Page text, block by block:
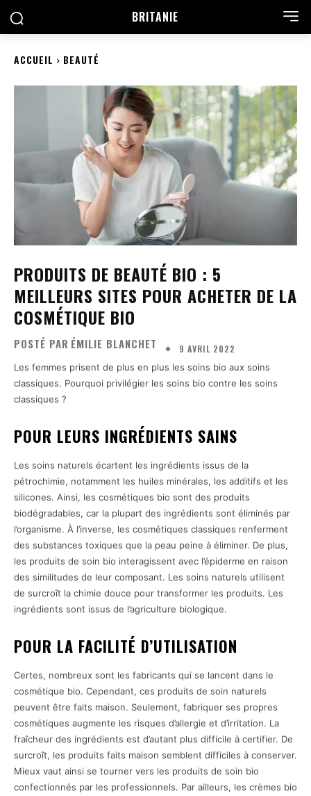
BRITANIE
ACCUEIL BEAUTÉ
PRODUITS DE BEAUTÉ BIO : 5
MEILLEURS SITES POUR ACHETER DE LA
COSMÉTIQUE BIO
POSTÉ PAR ÉMILIE BLANCHET 9 AVRIL 2022
Les femmes prisent de plus en plus les soins bio aux soins
classiques. Pourquoi privilégier les soins bio contre les soins
classiques ?
POUR LEURS INGRÉDIENTS SAINS
Les soins naturels écartent les ingrédients issus de la
pétrochimie, notamment les huiles minérales, les additifs et les
silicones. Ainsi, les cosmétiques bio sont des produits
biodégradables, car la plupart des ingrédients sont éliminés par
l’organisme. À l’inverse, les cosmétiques classiques renferment
des substances toxiques que la peau peine à éliminer. De plus,
les produits de soin bio interagissent avec l’épiderme en raison
des similitudes de leur composant. Les soins naturels utilisent
de surcroît la chimie douce pour transformer les produits. Les
ingrédients sont issus de l’agriculture biologique.
POUR LA FACILITÉ D’UTILISATION
Certes, nombreux sont les fabricants qui se lancent dans le
cosmétique bio. Cependant, ces produits de soin naturels
peuvent être faits maison. Seulement, fabriquer ses propres
cosmétiques augmente les risques d’allergie et d’irritation. La
fraîcheur des ingrédients est d’autant plus difficile à certifier. De
surcroît, les produits faits maison semblent difficiles à conserver.
Mieux vaut ainsi se tourner vers les produits de soin bio
confectionnés par les professionnels. Par ailleurs, les crèmes bio